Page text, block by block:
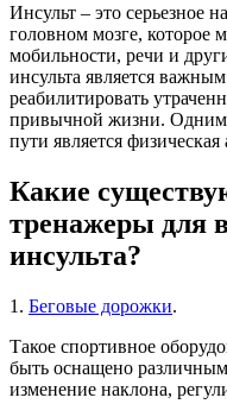
Инсульт – это серьезное
головном мозге, которое
мобильности, речи и
инсульта является
реабилитировать
привычной жизни. Одним
пути является физическая
Какие
тренажеры для
инсульта?
1. Беговые дорожки.
Такое спортивное
быть оснащено
изменение наклона,